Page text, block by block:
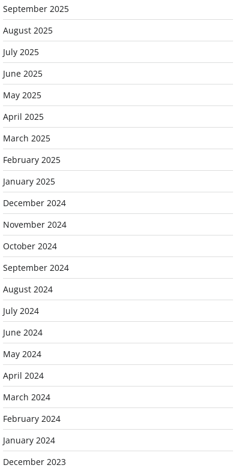
September 2025
August 2025
July 2025
June 2025
May 2025
April 2025
March 2025
February 2025
January 2025
December 2024
November 2024
October 2024
September 2024
August 2024
July 2024
June 2024
May 2024
April 2024
March 2024
February 2024
January 2024
December 2023